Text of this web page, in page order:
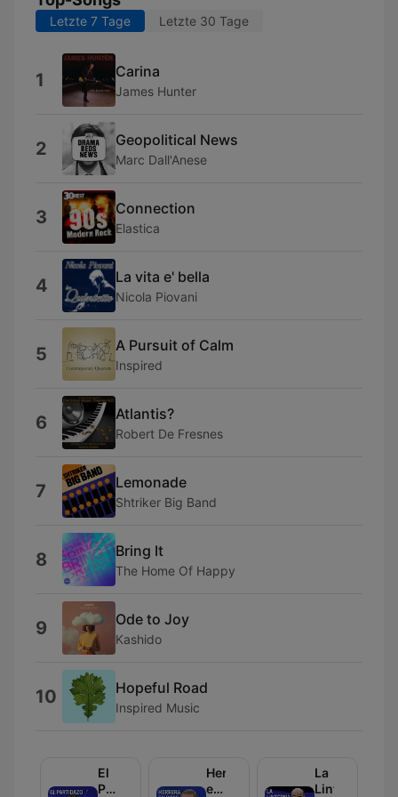
Letzte 7 Tage Letzte 30 Tage
1 Carina
James Hunter
2 Geopolitical News
Marc Dall'Anese
3 Connection
Elastica
4 La vita e' bella
Nicola Piovani
5 A Pursuit of Calm
Inspired
6 Atlantis?
Robert De Fresnes
7 Lemonade
Shtriker Big Band
8 Bring It
The Home Of Happy
9 Ode to Joy
Kashido
10 Hopeful Road
Inspired Music
El
Partidazo
Herrera
en
La
Linterna